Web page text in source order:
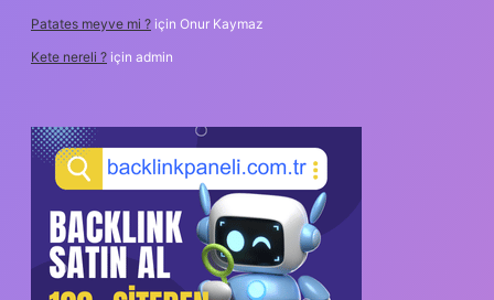
Patates meyve mi ? için Onur Kaymaz
Kete nereli ? için admin